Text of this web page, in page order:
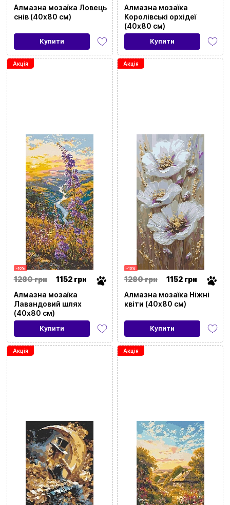
Алмазна мозаїка Ловець
снів (40х80 см)
Купити
Алмазна мозаїка
Королівські орхідеї
(40х80 см)
Купити
Акція
-10%
1280 грн
1152 грн
Алмазна мозаїка
Лавандовий шлях
(40х80 см)
Купити
Акція
-10%
1280 грн
1152 грн
Алмазна мозаїка Ніжні
квіти (40х80 см)
Купити
Акція Акція